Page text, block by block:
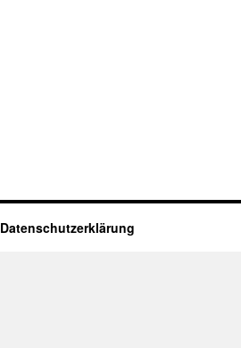
Datenschutz­erklärung